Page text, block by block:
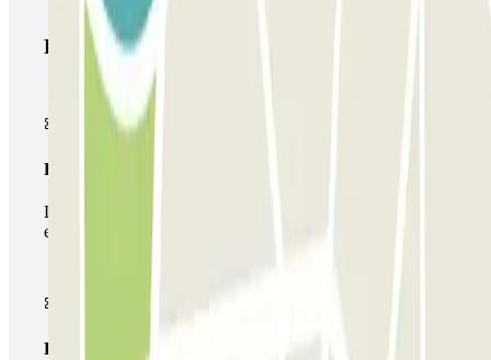
Produtos Parclick
Passe simples
Durante a sua estadia, só poderá entrar e sair do parque de
estacionamento uma vez.
Passe multiestacionamento